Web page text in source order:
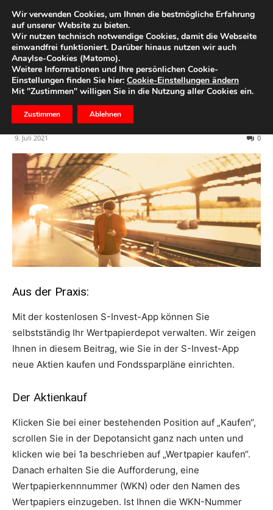
Start Ihr Geld
Mit der S-Invest-App Aktien
kaufen und Fondssparpläne
einrichten
9. Juli 2021 0
Aus der Praxis:
Mit der kostenlosen S-Invest-App können Sie
selbstständig Ihr Wertpapierdepot verwalten. Wir zeigen
Ihnen in diesem Beitrag, wie Sie in der S-Invest-App
neue Aktien kaufen und Fondssparpläne einrichten.
Der Aktienkauf
Klicken Sie bei einer bestehenden Position auf „Kaufen“,
scrollen Sie in der Depotansicht ganz nach unten und
klicken wie bei 1a beschrieben auf „Wertpapier kaufen“.
Danach erhalten Sie die Aufforderung, eine
Wertpapierkennnummer (WKN) oder den Namen des
Wertpapiers einzugeben. Ist Ihnen die WKN-Nummer
Wir verwenden Cookies, um Ihnen die bestmögliche Erfahrung
auf unserer Website zu bieten.
Wir nutzen technisch notwendige Cookies, damit die Webseite
einwandfrei funktioniert. Darüber hinaus nutzen wir auch
Anaylse-Cookies (Matomo).
Weitere Informationen und Ihre persönlichen Cookie-
Einstellungen finden Sie hier: Cookie-Einstellungen ändern
Mit "Zustimmen" willigen Sie in die Nutzung aller Cookies ein.
Zustimmen Ablehnen